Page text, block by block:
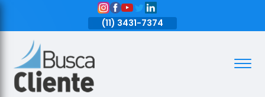
(11) 3431-7374
Assoalhos